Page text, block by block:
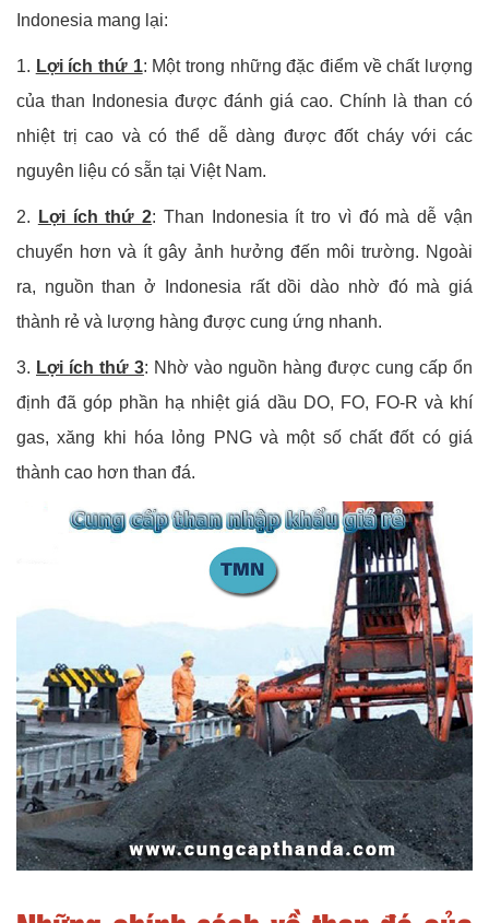
Indonesia mang lại:
1. Lợi ích thứ 1: Một trong những đặc điểm về chất lượng
của than Indonesia được đánh giá cao. Chính là than có
nhiệt trị cao và có thể dễ dàng được đốt cháy với các
nguyên liệu có sẵn tại Việt Nam.
2. Lợi ích thứ 2: Than Indonesia ít tro vì đó mà dễ vận
chuyển hơn và ít gây ảnh hưởng đến môi trường. Ngoài
ra, nguồn than ở Indonesia rất dồi dào nhờ đó mà giá
thành rẻ và lượng hàng được cung ứng nhanh.
3. Lợi ích thứ 3: Nhờ vào nguồn hàng được cung cấp ổn
định đã góp phần hạ nhiệt giá dầu DO, FO, FO-R và khí
gas, xăng khi hóa lỏng PNG và một số chất đốt có giá
thành cao hơn than đá.